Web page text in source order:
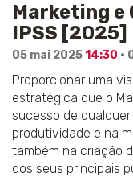
Marketing e
IPSS [2025]
05 mai 202514:30 ·
Proporcionar uma
estratégica que o
sucesso de
produtividade e na
também na criação
dos seus principais